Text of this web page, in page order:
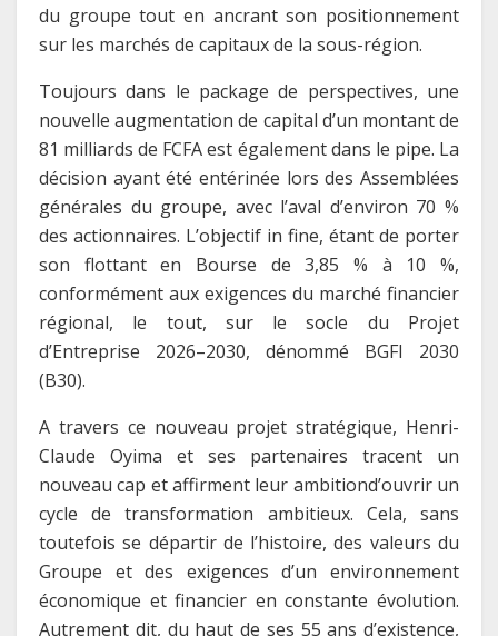
du groupe tout en ancrant son positionnement
sur les marchés de capitaux de la sous-région.
Toujours dans le package de perspectives, une
nouvelle augmentation de capital d’un montant de
81 milliards de FCFA est également dans le pipe. La
décision ayant été entérinée lors des Assemblées
générales du groupe, avec l’aval d’environ 70 %
des actionnaires. L’objectif in fine, étant de porter
son flottant en Bourse de 3,85 % à 10 %,
conformément aux exigences du marché financier
régional, le tout, sur le socle du Projet
d’Entreprise 2026–2030, dénommé BGFI 2030
(B30).
A travers ce nouveau projet stratégique, Henri-
Claude Oyima et ses partenaires tracent un
nouveau cap et affirment leur ambitiond’ouvrir un
cycle de transformation ambitieux. Cela, sans
toutefois se départir de l’histoire, des valeurs du
Groupe et des exigences d’un environnement
économique et financier en constante évolution.
Autrement dit, du haut de ses 55 ans d’existence,